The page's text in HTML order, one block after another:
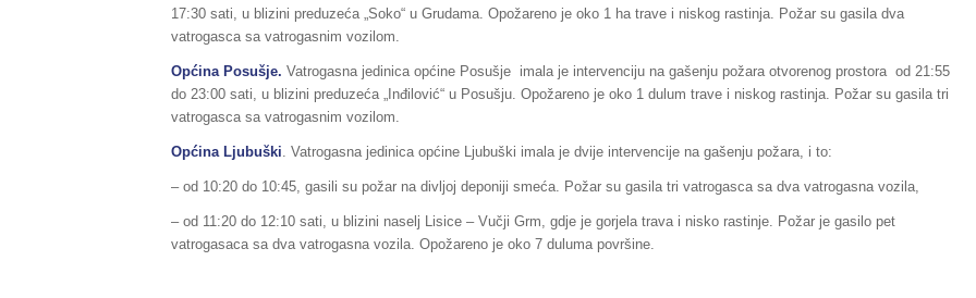
17:30 sati, u blizini preduzeća „Soko“ u Grudama. Opožareno je oko 1 ha trave i niskog rastinja. Požar su gasila dva
vatrogasca sa vatrogasnim vozilom.
Općina Posušje. Vatrogasna jedinica općine Posušje imala je intervenciju na gašenju požara otvorenog prostora od 21:55
do 23:00 sati, u blizini preduzeća „Inđilović“ u Posušju. Opožareno je oko 1 dulum trave i niskog rastinja. Požar su gasila tri
vatrogasca sa vatrogasnim vozilom.
Općina Ljubuški . Vatrogasna jedinica općine Ljubuški imala je dvije intervencije na gašenju požara, i to:
– od 10:20 do 10:45, gasili su požar na divljoj deponiji smeća. Požar su gasila tri vatrogasca sa dva vatrogasna vozila,
– od 11:20 do 12:10 sati, u blizini naselj Lisice – Vučji Grm, gdje je gorjela trava i nisko rastinje. Požar je gasilo pet
vatrogasaca sa dva vatrogasna vozila. Opožareno je oko 7 duluma površine.